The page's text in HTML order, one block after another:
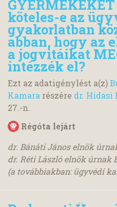
köteles-e az
gyakorlatban
abban, hogy az
a jogvitáikat
intézzék el?
Ezt az adatigénylést a(z)
Kamara részére dr. Hidasi
27.-n.
Régóta lejárt
dr. Bánáti János elnök
dr. Réti László elnök úrnak
(a továbbiakban: ügyvédi